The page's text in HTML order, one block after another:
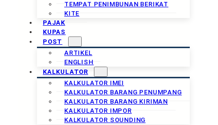
TEMPAT PENIMBUNAN BERIKAT
KITE
PAJAK
KUPAS
POST
ARTIKEL
ENGLISH
KALKULATOR
KALKULATOR IMEI
KALKULATOR BARANG PENUMPANG
KALKULATOR BARANG KIRIMAN
KALKULATOR IMPOR
KALKULATOR SOUNDING